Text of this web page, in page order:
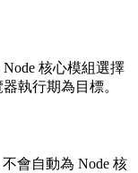
核心模組選擇
執行期為目標。
會自動為 Node 核